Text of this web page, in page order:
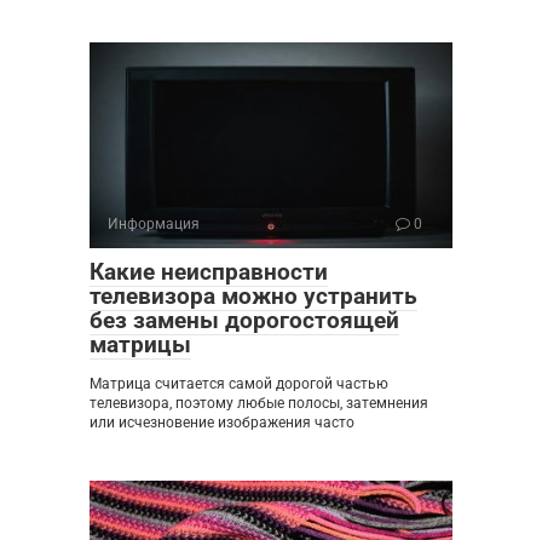
Информация 0
Какие неисправности
телевизора можно устранить
без замены дорогостоящей
матрицы
Матрица считается самой дорогой частью
телевизора, поэтому любые полосы, затемнения
или исчезновение изображения часто